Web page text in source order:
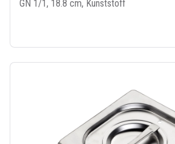
GN 1/1, 18.8 cm, Kunststoff